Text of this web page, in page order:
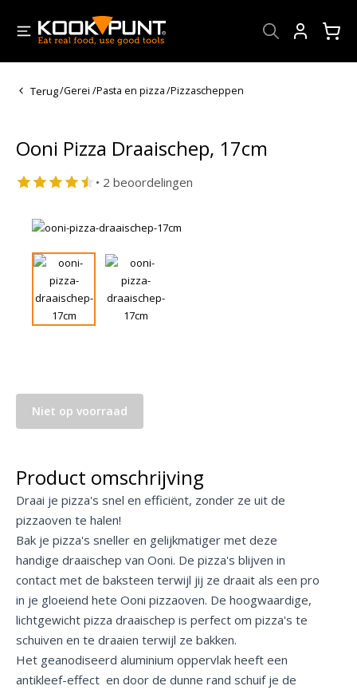
Terug/Gerei /Pasta en pizza/Pizzascheppen
Ooni Pizza Draaischep, 17cm
• 2 beoordelingen
Niet op voorraad
Product omschrijving
Draai je pizza's snel en efficiënt, zonder ze uit de
pizzaoven te halen!
Bak je pizza's sneller en gelijkmatiger met deze
handige draaischep van Ooni. De pizza's blijven in
contact met de baksteen terwijl jij ze draait als een pro
in je gloeiend hete Ooni pizzaoven. De hoogwaardige,
lichtgewicht pizza draaischep is perfect om pizza's te
schuiven en te draaien terwijl ze bakken.
Het geanodiseerd aluminium oppervlak heeft een
antikleef-effect en door de dunne rand schuif je de